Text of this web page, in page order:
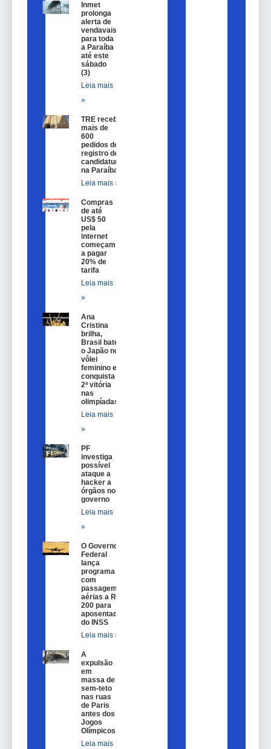
Inmet
prolonga
alerta de
vendavais
para toda
a Paraíba
até este
sábado
(3)
Leia mais
»
TRE recebe
mais de
600
pedidos de
registro de
candidatura
na Paraíba
Leia mais »
Compras
de até
US$ 50
pela
internet
começam
a pagar
20% de
tarifa
Leia mais
»
Ana
Cristina
brilha,
Brasil bate
o Japão no
vôlei
feminino e
conquista
2ª vitória
nas
olimpíadas
Leia mais
»
PF
investiga
possível
ataque a
hacker a
órgãos no
governo
Leia mais
»
O Governo
Federal
lança
programa
com
passagem
aérias a R$
200 para
aposentados
do INSS
Leia mais »
A
expulsão
em
massa de
sem-teto
nas ruas
de Paris
antes dos
Jogos
Olímpicos
Leia mais